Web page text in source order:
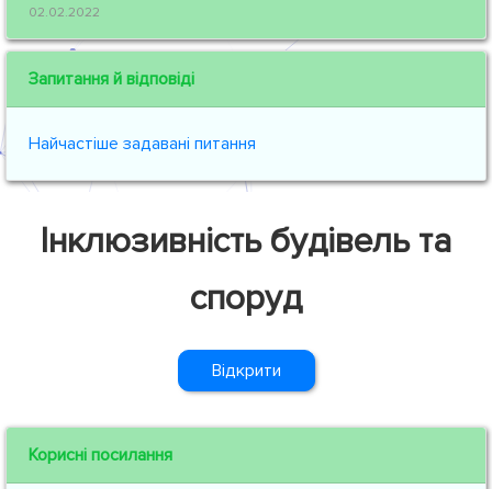
02.02.2022
Запитання й відповіді
Найчастіше задавані питання
Інклюзивність будівель та
споруд
Відкрити
Корисні посилання